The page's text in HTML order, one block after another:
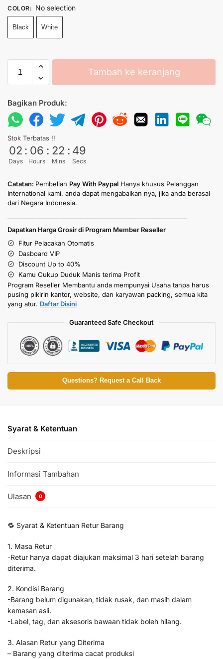
COLOR: No selection
Black White
Tambah ke keranjang
Bagikan Produk:
Stok Terbatas !!
02
Days
: 06
Hours
: 22
Mins
: 49
Secs
Catatan: Pembelian Pay With Paypal Hanya khusus Pelanggan
International kami. anda dapat mengabaikan nya, jika anda berasal
dari Negara Indonesia.
Dapatkan Harga Grosir di Program Member Reseller
Fitur Pelacakan Otomatis
Dasboard VIP
Discount Up to 40%
Kamu Cukup Duduk Manis terima Profit
Program Reseller Membantu anda mempunyai Usaha tanpa harus
pusing pikirin kantor, website, dan karyawan packing, semua kita
yang atur. Daftar Disini
Guaranteed Safe Checkout
Questions? Request a Call Back
Syarat & Ketentuan
Deskripsi
Informasi Tambahan
Ulasan 0
🔁 Syarat & Ketentuan Retur Barang
1. Masa Retur
-Retur hanya dapat diajukan maksimal 3 hari setelah barang
diterima.
2. Kondisi Barang
-Barang belum digunakan, tidak rusak, dan masih dalam
kemasan asli.
-Label, tag, dan aksesoris bawaan tidak boleh hilang.
3. Alasan Retur yang Diterima
– Barang yang diterima cacat produksi